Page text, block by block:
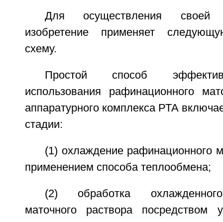
Для осуществления своей
изобретение применяет
схему.
Простой способ
использования рафинационного
аппаратурного комплекса РТА
стадии:
(1) охлаждение рафинационного
применением способа теплообмена;
(2) обработка
маточного раствора посредством